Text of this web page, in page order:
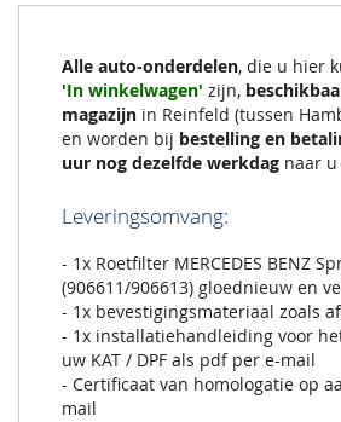
Alle auto-onderdelen, die u hier
'In winkelwagen' zijn,
magazijn in Reinfeld (tussen
en worden bij bestelling en
uur nog dezelfde werkdag naar
Leveringsomvang:
- 1x Roetfilter MERCEDES BENZ
(906611/906613) gloednieuw en
- 1x bevestigingsmateriaal zoals
- 1x installatiehandleiding voor
uw KAT / DPF als pdf per e-mail
- Certificaat van homologatie op
mail